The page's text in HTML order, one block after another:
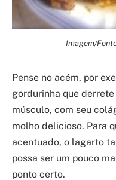
Imagem/
Pense no acém, por
gordurinha que
músculo, com seu
molho delicioso. Para
acentuado, o lagarto
possa ser um pouco
ponto certo.